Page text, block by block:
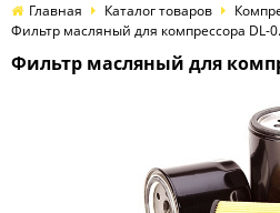
Главная Каталог товаров
Фильтр масляный для компрессора DL-
Фильтр масляный для